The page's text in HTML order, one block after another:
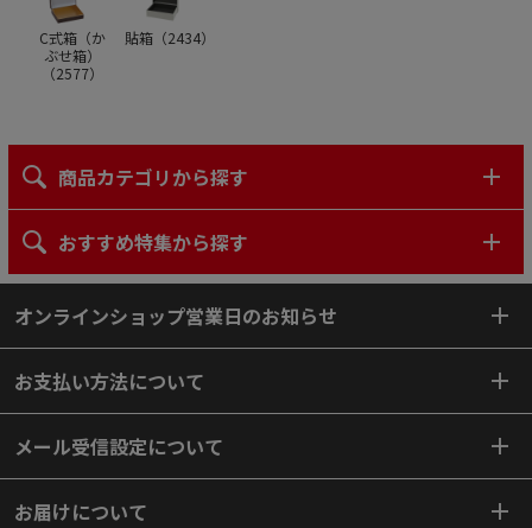
C式箱（か
ぶせ箱）
（2577）
貼箱（2434）
商品カテゴリから探す
おすすめ特集から探す
オンラインショップ営業日のお知らせ
お支払い方法について
メール受信設定について
お届けについて